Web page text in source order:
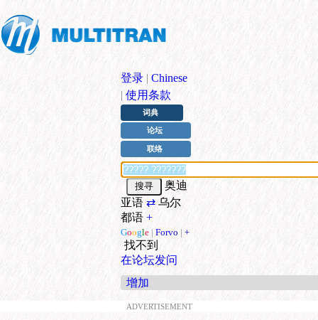
登录 | Chinese
| 使用条款
词典
论坛
联络
奥迪
亚语⇄ 乌尔
都语 +
Google | Forvo | +
找不到
在论坛发问
增加
ADVERTISEMENT